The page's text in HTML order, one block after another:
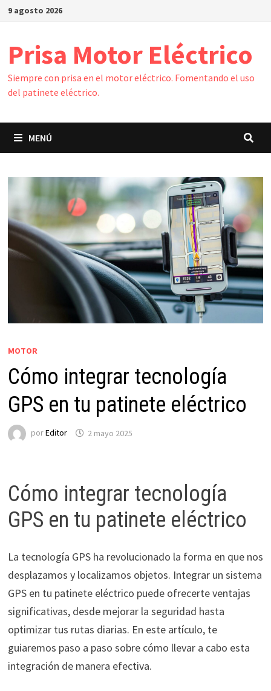
Saltar
9 agosto 2026
Prisa Motor Eléctrico
Siempre con prisa en el motor eléctrico. Fomentando el uso
del patinete eléctrico.
MENÚ
MOTOR
Cómo integrar tecnología
GPS en tu patinete eléctrico
porEditor 2 mayo 2025
Cómo integrar tecnología
GPS en tu patinete eléctrico
La tecnología GPS ha revolucionado la forma en que nos
desplazamos y localizamos objetos. Integrar un sistema
GPS en tu patinete eléctrico puede ofrecerte ventajas
significativas, desde mejorar la seguridad hasta
optimizar tus rutas diarias. En este artículo, te
guiaremos paso a paso sobre cómo llevar a cabo esta
integración de manera efectiva.